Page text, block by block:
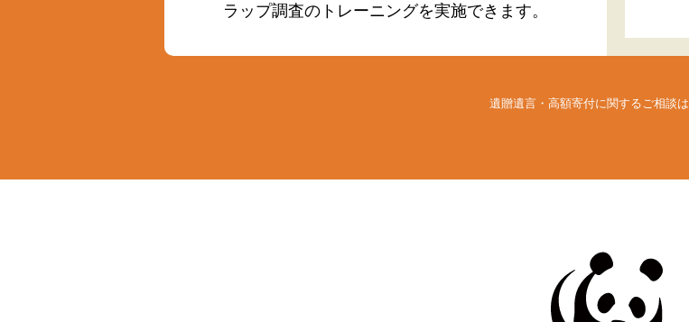
ラップ調査の トレーニングを実施できます。
遺贈遺言・高額寄付に関するご相談は